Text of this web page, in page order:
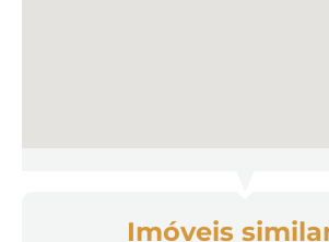
Imóveis